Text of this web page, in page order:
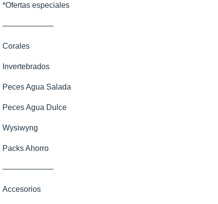
*Ofertas especiales
——————–
Corales
Corales Blandos
LPS
SPS
Zoanthus
Invertebrados
Anemonas
Cangrejos
Caracoles
Erizos
Estrellas
Gambas
Peces Agua Salada
Ángeles
Apogones
Ballesta
Basslets Bandera
Basslets enanos
Peces Agua Dulce
Invertebrados dulce
Otros Agua Dulce
Peces de Agua Dulce
Wysiwyng
Packs Ahorro
——————–
Accesorios